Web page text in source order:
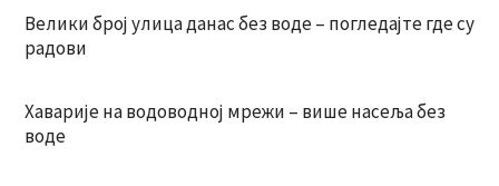
Велики број улица данас без воде – погледајте где су
радови
Хаварије на водоводној мрежи – више насеља без
воде